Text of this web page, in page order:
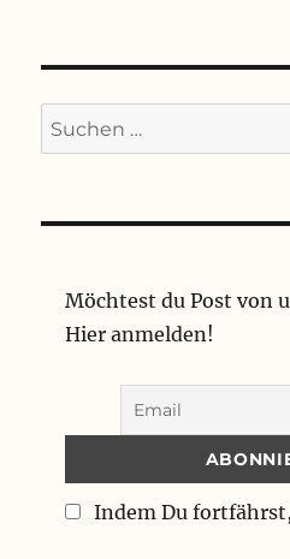
Suchen
nach:
Möchtest du Post von
Hier anmelden!
Indem Du